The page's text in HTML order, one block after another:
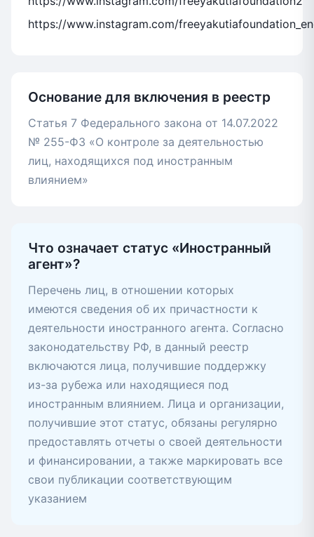
https://www.instagram.com/
Основание для включения в реестр
Статья 7 Федерального закона от 14.07.2022
№ 255-ФЗ «О контроле за деятельностью
лиц, находящихся под иностранным
влиянием»
Что означает статус «Иностранный
агент»?
Перечень лиц, в отношении которых
имеются сведения об их причастности к
деятельности иностранного агента. Согласно
законодательству РФ, в данный реестр
включаются лица, получившие поддержку
из-за рубежа или находящиеся под
иностранным влиянием. Лица и организации,
получившие этот статус, обязаны регулярно
предоставлять отчеты о своей деятельности
и финансировании, а также маркировать все
свои публикации соответствующим
указанием